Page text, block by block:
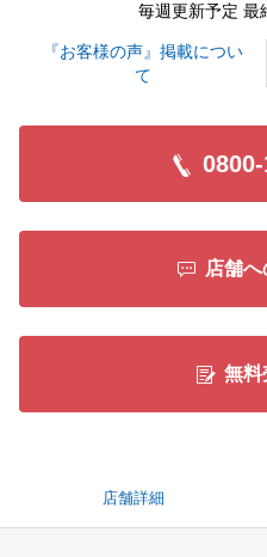
毎週更新予定 最
『お客様の声』掲載につい
て
店舗
無料
店舗詳細